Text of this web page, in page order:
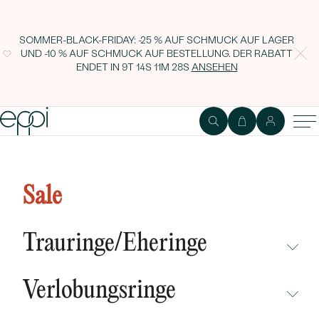
SOMMER-BLACK-FRIDAY: -25 % AUF SCHMUCK AUF LAGER
UND -10 % AUF SCHMUCK AUF BESTELLUNG. DER RABATT
ENDET IN 9T 14S 11M 28S ANSEHEN
Sale
Trauringe/Eheringe
NEUHEITEN
Verlobungsringe
Bernsteinen Dalya